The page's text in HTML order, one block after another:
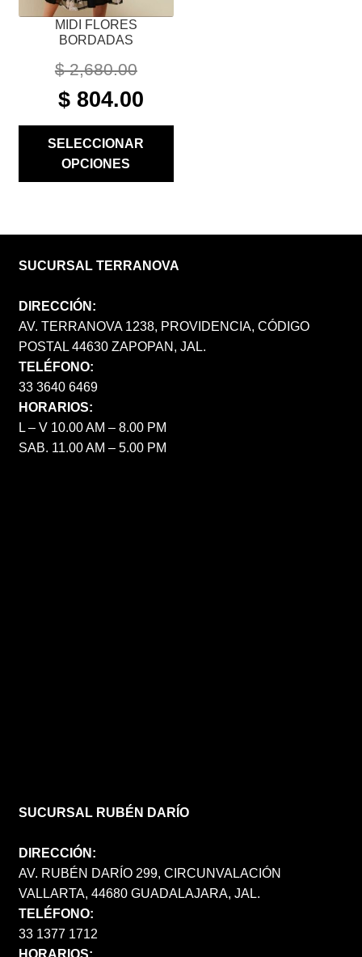
MIDI FLORES
BORDADAS
$2,680.00
ORIGINAL
PRICE
$ 2,680.00.
$ 804.00
SELECCIONAR
OPCIONES
PÁGINA
SUCURSAL TERRANOVA
DIRECCIÓN:
AV. TERRANOVA 1238, PROVIDENCIA, CÓDIGO
POSTAL 44630 ZAPOPAN, JAL.
TELÉFONO:
33 3640 6469
HORARIOS:
L – V 10.00 AM – 8.00 PM
SAB. 11.00 AM – 5.00 PM
SUCURSAL RUBÉN DARÍO
DIRECCIÓN:
AV. RUBÉN DARÍO 299, CIRCUNVALACIÓN
VALLARTA, 44680 GUADALAJARA, JAL.
TELÉFONO:
33 1377 1712
HORARIOS: